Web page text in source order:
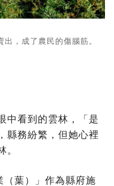
，成了農民的傷腦筋。
中看到的雲林，「是
縣務紛繁，但她心裡
葉）」作為縣府施